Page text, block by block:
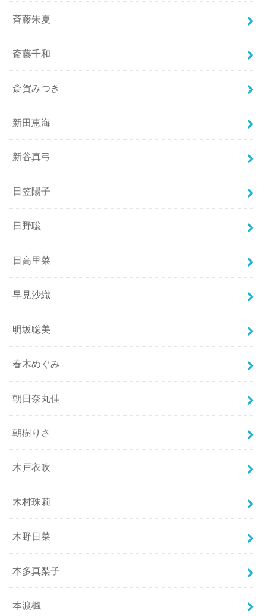
斉藤朱夏
斎藤千和
斎賀みつき
新田恵海
新谷真弓
日笠陽子
日野聡
日高里菜
早見沙織
明坂聡美
春木めぐみ
朝日奈丸佳
朝樹りさ
木戸衣吹
木村珠莉
木野日菜
本多真梨子
本渡楓